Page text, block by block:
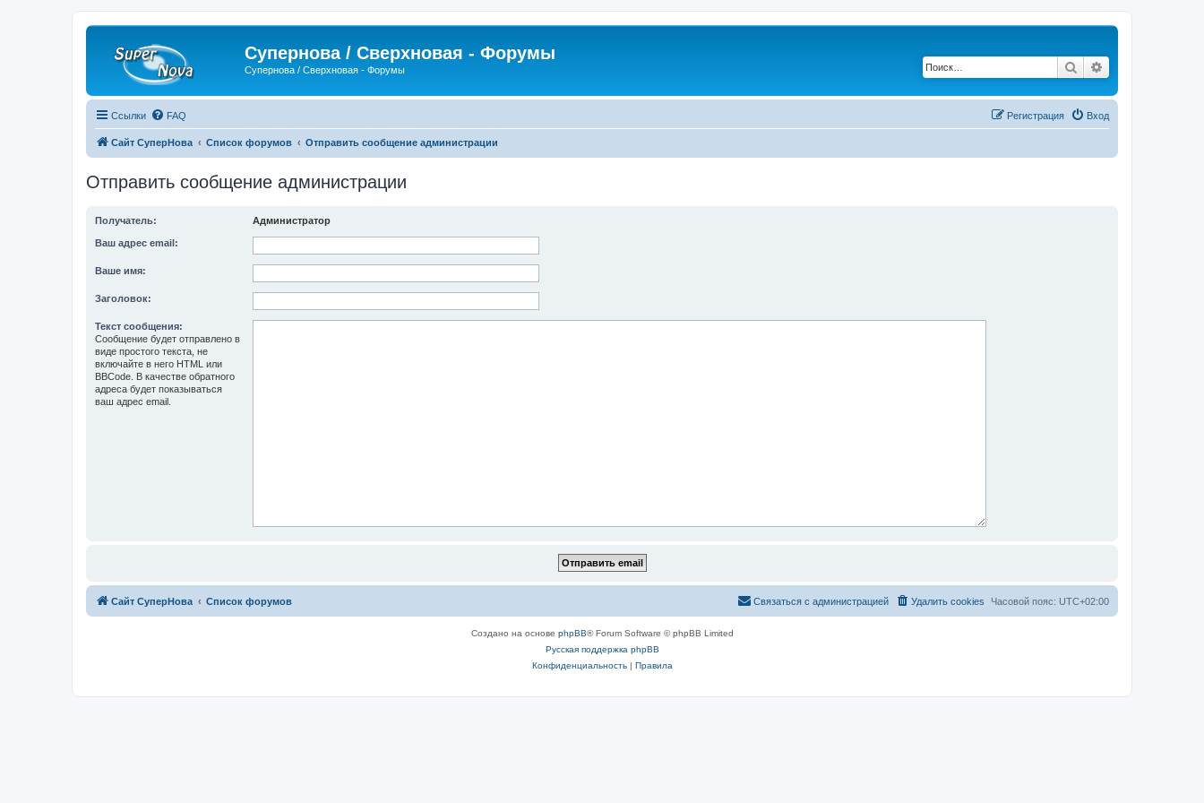
Супернова / Сверхновая - Форумы
Супернова / Сверхновая - Форумы Поиск
Ссылки FAQ Вход
Регистрация
Сайт СуперНова Список форумов Отправить сообщение администрации
Отправить сообщение администрации
Получатель: Администратор
Ваш адрес email:
Ваше имя:
Заголовок:
Текст сообщения:
Сообщение будет отправлено в
виде простого текста, не
включайте в него HTML или
BBCode. В качестве обратного
адреса будет показываться
ваш адрес email.
Сайт СуперНова Список форумов Часовой пояс: UTC+02:00
Удалить cookies
Связаться с администрацией
Создано на основе phpBB® Forum Software © phpBB Limited
Русская поддержка phpBB
Конфиденциальность| Правила